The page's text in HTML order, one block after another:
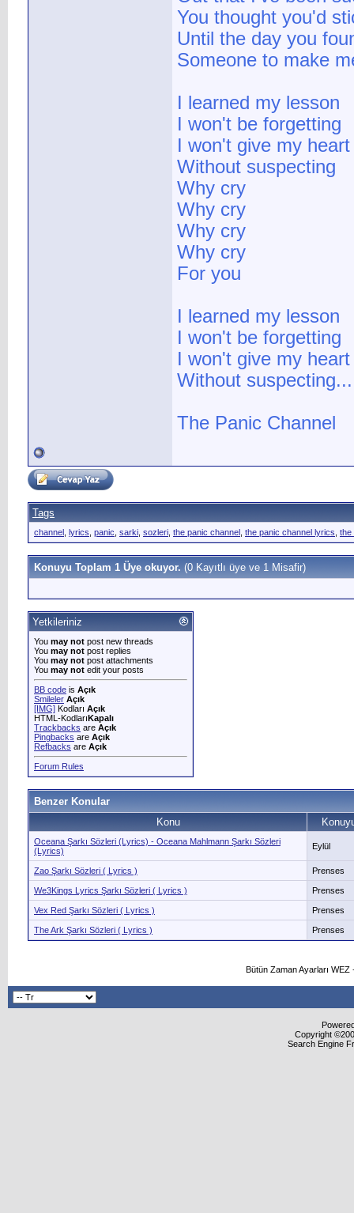
You thought you'd
Until the day you
Someone to make
I learned my lesson
I won't be forgetting
I won't give my
Without suspecting
Why cry
Why cry
Why cry
Why cry
For you
I learned my lesson
I won't be forgetting
I won't give my
Without suspecting...
The Panic Channel
Tags
channel lyrics panic sarki sozleri the panic channel the panic channel lyrics the
Konuyu Toplam 1 Üye okuyor. (0 Kayıtlı üye ve 1 Misafir)
Yetkileriniz
You may not post new threads
You may not post replies
You may not post attachments
You may not edit your posts
BB code is Açık
Smileler Açık
[IMG] Kodları Açık
HTML-KodlarıKapalı
Trackbacks are Açık
Pingbacks are Açık
Refbacks are Açık
Forum Rules
Benzer Konular
Konu
Oceana Şarkı Sözleri (Lyrics) - Oceana Mahlmann Şarkı Sözleri
(Lyrics)
Eylül
Zao Şarkı Sözleri ( Lyrics ) Prenses
We3Kings Lyrics Şarkı Sözleri ( Lyrics ) Prenses
Vex Red Şarkı Sözleri ( Lyrics ) Prenses
The Ark Şarkı Sözleri ( Lyrics ) Prenses
Bütün Zaman Ayarları
Copyright
Search Engine